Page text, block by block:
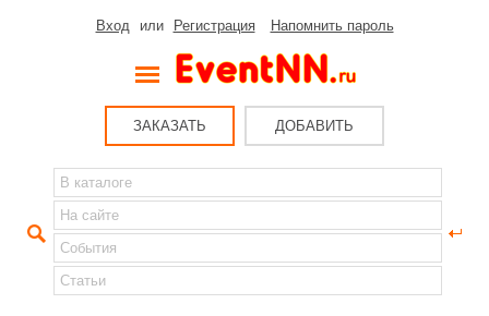
Вход или Регистрация Напомнить пароль
ЗАКАЗАТЬ ДОБАВИТЬ